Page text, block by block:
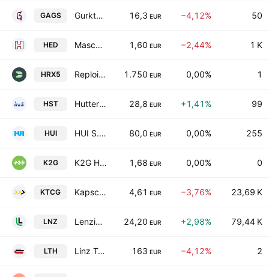
GAGS Gurktaler AG 16,3 EUR −4,12% 50
HED Maschinenfabrik HEID Aktiengesellschaft 1,60 EUR −2,44% 1 K
HRX5 Reploid Group AG 1.750 EUR 0,00% 1
HST Hutter & Schrantz Stahlbau AG 28,8 EUR +1,41% 99
HUI HUI S.p.A. 80,0 EUR 0,00% 255
K2G K2G Holding AG 1,68 EUR 0,00% 0
KTCG Kapsch TrafficCom AG 4,61 EUR −3,76% 23,69 K
LNZ Lenzing AG 24,20 EUR +2,98% 79,44 K
LTH Linz Textil Holding Aktiengesellschaft 163 EUR −4,12% 2